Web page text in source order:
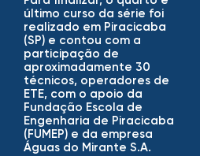
último curso da série foi
realizado em Piracicaba
(SP) e contou com a
participação de
aproximadamente 30
técnicos, operadores de
ETE, com o apoio da
Fundação Escola de
Engenharia de Piracicaba
(FUMEP) e da empresa
Águas do Mirante S.A.